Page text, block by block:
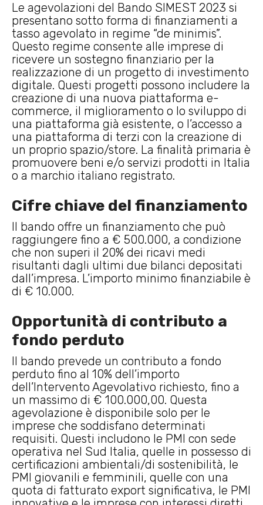
Le agevolazioni del Bando SIMEST 2023 si
presentano sotto forma di finanziamenti a
tasso agevolato in regime “de minimis”.
Questo regime consente alle imprese di
ricevere un sostegno finanziario per la
realizzazione di un progetto di investimento
digitale. Questi progetti possono includere la
creazione di una nuova piattaforma e-
commerce, il miglioramento o lo sviluppo di
una piattaforma già esistente, o l’accesso a
una piattaforma di terzi con la creazione di
un proprio spazio/store. La finalità primaria è
promuovere beni e/o servizi prodotti in Italia
o a marchio italiano registrato.
Cifre chiave del finanziamento
Il bando offre un finanziamento che può
raggiungere fino a € 500.000, a condizione
che non superi il 20% dei ricavi medi
risultanti dagli ultimi due bilanci depositati
dall’impresa. L’importo minimo finanziabile è
di € 10.000.
Opportunità di contributo a
fondo perduto
Il bando prevede un contributo a fondo
perduto fino al 10% dell’importo
dell’Intervento Agevolativo richiesto, fino a
un massimo di € 100.000,00. Questa
agevolazione è disponibile solo per le
imprese che soddisfano determinati
requisiti. Questi includono le PMI con sede
operativa nel Sud Italia, quelle in possesso di
certificazioni ambientali/di sostenibilità, le
PMI giovanili e femminili, quelle con una
quota di fatturato export significativa, le PMI